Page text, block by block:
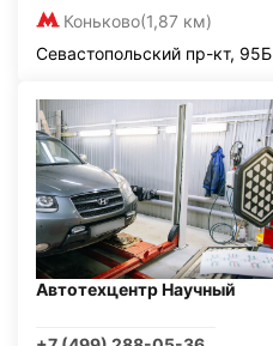
Коньково(1,87 км)
Севастопольский пр-кт, 95Б
Автотехцентр Научный